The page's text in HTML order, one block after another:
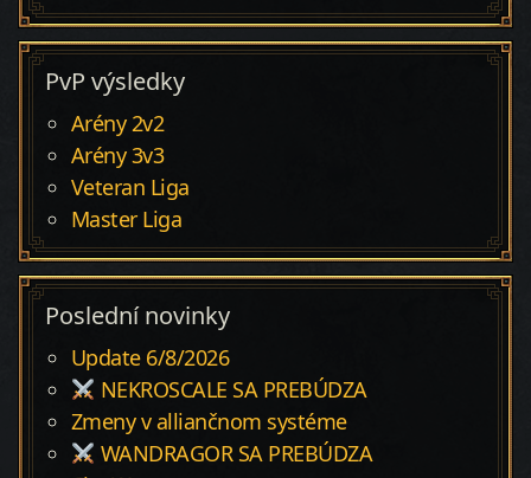
PvP výsledky
Arény 2v2
Arény 3v3
Veteran Liga
Master Liga
Poslední novinky
Update 6/8/2026
NEKROSCALE SA PREBÚDZA
Zmeny v alliančnom systéme
WANDRAGOR SA PREBÚDZA